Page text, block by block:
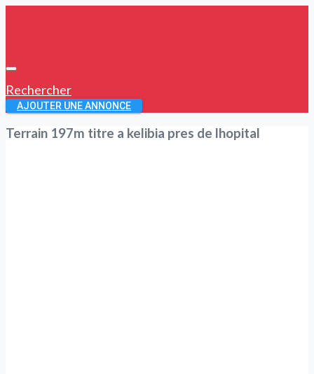
Rechercher
AJOUTER UNE ANNONCE
Terrain 197m titre a kelibia pres de lhopital